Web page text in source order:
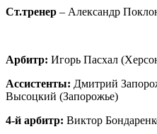
Ст.тренер – Александр
Арбитр: Игорь Пасхал
Ассистенты: Дмитрий
Высоцкий (Запорожье)
4-й арбитр: Виктор